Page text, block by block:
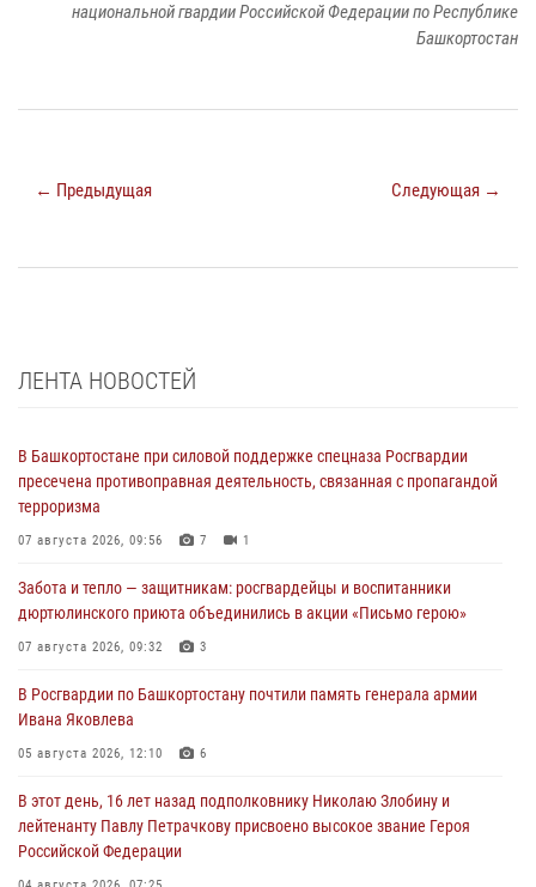
национальной гвардии Российской Федерации по Республике
Башкортостан
← Предыдущая Следующая →
ЛЕНТА НОВОСТЕЙ
В Башкортостане при силовой поддержке спецназа Росгвардии
пресечена противоправная деятельность, связанная с пропагандой
терроризма
07 августа 2026, 09:56 7 1
Забота и тепло — защитникам: росгвардейцы и воспитанники
дюртюлинского приюта объединились в акции «Письмо герою»
07 августа 2026, 09:32 3
В Росгвардии по Башкортостану почтили память генерала армии
Ивана Яковлева
05 августа 2026, 12:10 6
В этот день, 16 лет назад подполковнику Николаю Злобину и
лейтенанту Павлу Петрачкову присвоено высокое звание Героя
Российской Федерации